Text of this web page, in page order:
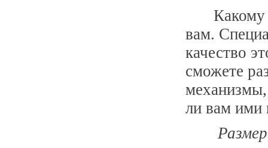
Какому
вам.
качество
сможете
ли вам ими